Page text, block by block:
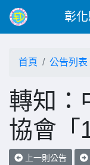
彰
首頁 公告列表
轉知：
協會「
上一則公告